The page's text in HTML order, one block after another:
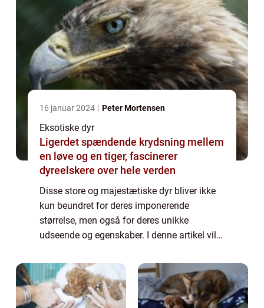
16 januar 2024 Peter Mortensen
Eksotiske dyr
Ligerdet spændende krydsning mellem
en løve og en tiger, fascinerer
dyreelskere over hele verden
Disse store og majestætiske dyr bliver ikke
kun beundret for deres imponerende
størrelse, men også for deres unikke
udseende og egenskaber. I denne artikel vil
udforske deres oprindelse, udvikling gennem
histori...